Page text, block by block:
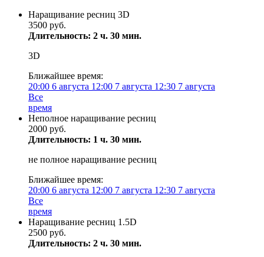
Наращивание ресниц 3D
3500 руб.
Длительность: 2 ч. 30 мин.
3D
Ближайшее время:
20:00 6 августа 12:00 7 августа 12:30 7 августа
Все
время
Неполное наращивание ресниц
2000 руб.
Длительность: 1 ч. 30 мин.
не полное наращивание ресниц
Ближайшее время:
20:00 6 августа 12:00 7 августа 12:30 7 августа
Все
время
Наращивание ресниц 1.5D
2500 руб.
Длительность: 2 ч. 30 мин.